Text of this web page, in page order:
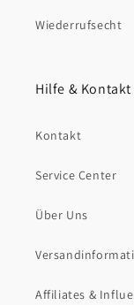
Wiederrufsecht
Hilfe & Kontakt
Kontakt
Service Center
Über Uns
Affiliates &